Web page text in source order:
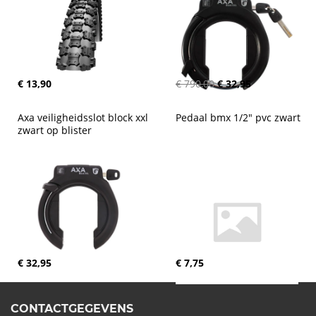
€ 13,90 € 790,00 € 32,95
Axa veiligheidsslot block xxl
zwart op blister
€ 32,95
Pedaal bmx 1/2" pvc zwart
€ 7,75
CONTACTGEGEVENS